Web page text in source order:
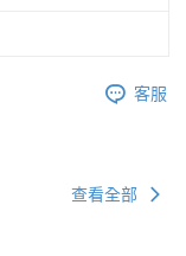
客服
查看全部